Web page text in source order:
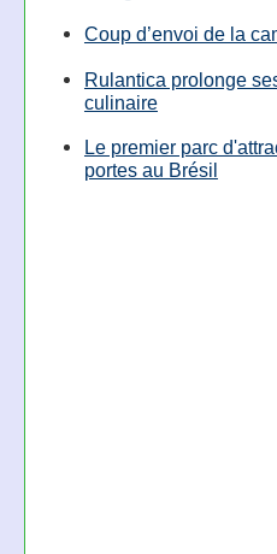
Coup d’envoi de la
Rulantica prolonge
culinaire
Le premier parc
portes au Brésil